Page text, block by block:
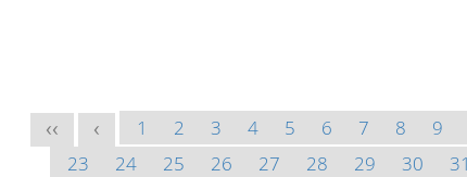
<< < 1 2 3 4 5 6 7 8 9
23
24 25 26 27 28 29 30 31